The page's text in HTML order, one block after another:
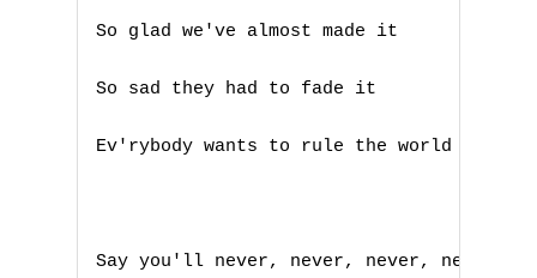
So glad we've almost made it
So sad they had to fade it
Ev'rybody wants to rule the world
Say you'll never, never, never, need it